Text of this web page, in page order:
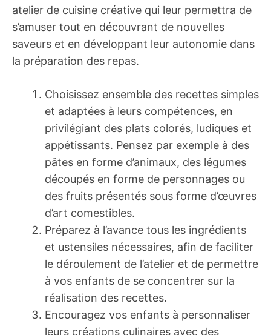
atelier de cuisine créative qui leur permettra de
s’amuser tout en découvrant de nouvelles
saveurs et en développant leur autonomie dans
la préparation des repas.
Choisissez ensemble des recettes simples
et adaptées à leurs compétences, en
privilégiant des plats colorés, ludiques et
appétissants. Pensez par exemple à des
pâtes en forme d’animaux, des légumes
découpés en forme de personnages ou
des fruits présentés sous forme d’œuvres
d’art comestibles.
Préparez à l’avance tous les ingrédients
et ustensiles nécessaires, afin de faciliter
le déroulement de l’atelier et de permettre
à vos enfants de se concentrer sur la
réalisation des recettes.
Encouragez vos enfants à personnaliser
leurs créations culinaires avec des